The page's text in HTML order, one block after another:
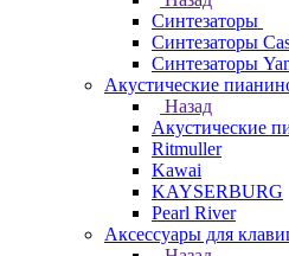
Синтезаторы
Синтезаторы
Синтезаторы
Акустические
Назад
Акустические
Ritmuller
Kawai
KAYSERBURG
Pearl River
Аксессуары для